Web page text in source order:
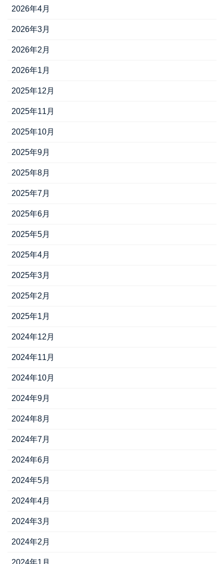
2026年4月
2026年3月
2026年2月
2026年1月
2025年12月
2025年11月
2025年10月
2025年9月
2025年8月
2025年7月
2025年6月
2025年5月
2025年4月
2025年3月
2025年2月
2025年1月
2024年12月
2024年11月
2024年10月
2024年9月
2024年8月
2024年7月
2024年6月
2024年5月
2024年4月
2024年3月
2024年2月
2024年1月